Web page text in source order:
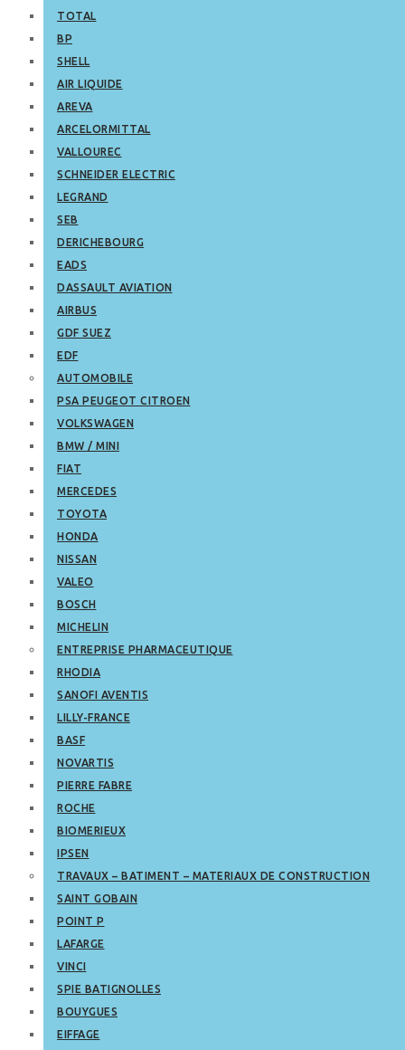
TOTAL
BP
SHELL
AIR LIQUIDE
AREVA
ARCELORMITTAL
VALLOUREC
SCHNEIDER ELECTRIC
LEGRAND
SEB
DERICHEBOURG
EADS
DASSAULT AVIATION
AIRBUS
GDF SUEZ
EDF
AUTOMOBILE
PSA PEUGEOT CITROEN
VOLKSWAGEN
BMW / MINI
FIAT
MERCEDES
TOYOTA
HONDA
NISSAN
VALEO
BOSCH
MICHELIN
ENTREPRISE PHARMACEUTIQUE
RHODIA
SANOFI AVENTIS
LILLY-FRANCE
BASF
NOVARTIS
PIERRE FABRE
ROCHE
BIOMERIEUX
IPSEN
TRAVAUX – BATIMENT – MATERIAUX DE CONSTRUCTION
SAINT GOBAIN
POINT P
LAFARGE
VINCI
SPIE BATIGNOLLES
BOUYGUES
EIFFAGE